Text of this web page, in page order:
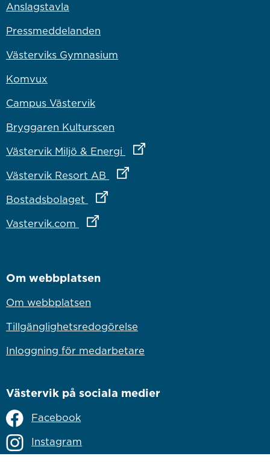
Anslagstavla
Pressmeddelanden
Västerviks Gymnasium
Komvux
Campus Västervik
Bryggaren Kulturscen
Västervik Miljö & Energi
Länk till annan webbplats
Västervik Resort AB Länk till annan webbplats
Bostadsbolaget Länk till annan webbplats
Vastervik.com Länk till annan webbplats
Om webbplatsen
Om webbplatsen
Tillgänglighetsredogörelse
Inloggning för medarbetare
Västervik på sociala medier
Facebook
Instagram